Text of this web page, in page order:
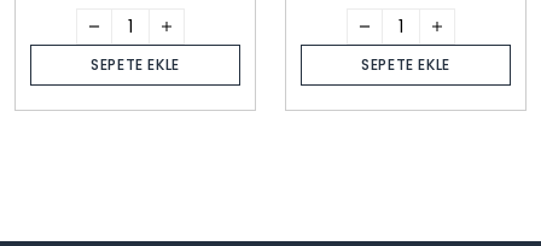
SEPETE EKLE SEPETE EKLE